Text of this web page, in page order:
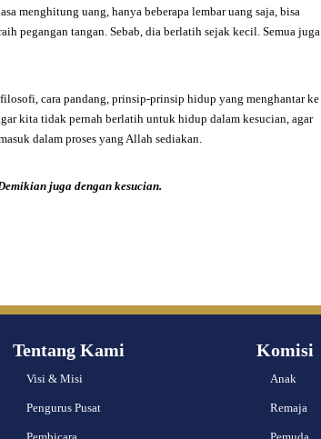
menghitung uang, hanya beberapa lembar uang saja, bisa
pegangan tangan. Sebab, dia berlatih sejak kecil. Semua juga
cara pandang, prinsip-prinsip hidup yang menghantar ke
kita tidak pernah berlatih untuk hidup dalam kesucian, agar
dalam proses yang Allah sediakan.
juga dengan kesucian.
Tentang Kami
Visi & Misi
Pengurus Pusat
Komisi
Anak
Remaja